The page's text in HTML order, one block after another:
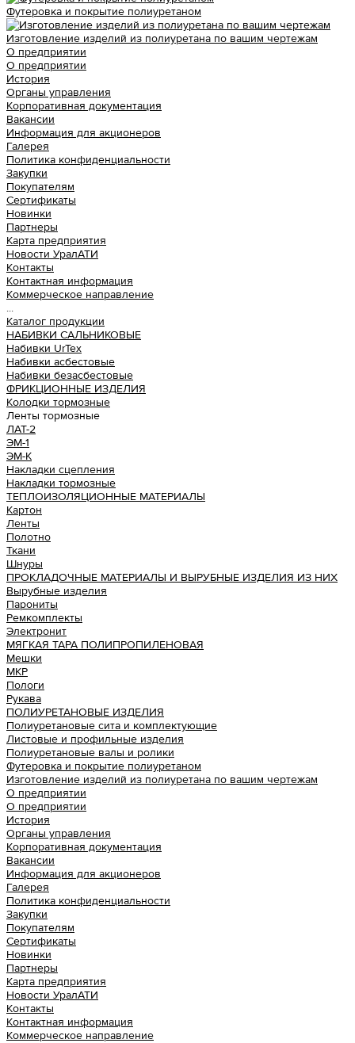
Футеровка и покрытие полиуретаном
Изготовление изделий из полиуретана по вашим чертежам
О предприятии
О предприятии
История
Органы управления
Корпоративная документация
Вакансии
Информация для акционеров
Галерея
Политика конфиденциальности
Закупки
Покупателям
Сертификаты
Новинки
Партнеры
Карта предприятия
Новости УралАТИ
Контакты
Контактная информация
Коммерческое направление
...
Каталог продукции
НАБИВКИ САЛЬНИКОВЫЕ
Набивки UrTex
Набивки асбестовые
Набивки безасбестовые
ФРИКЦИОННЫЕ ИЗДЕЛИЯ
Колодки тормозные
Ленты тормозные
ЛАТ-2
ЭМ-1
ЭМ-К
Накладки сцепления
Накладки тормозные
ТЕПЛОИЗОЛЯЦИОННЫЕ МАТЕРИАЛЫ
Картон
Ленты
Полотно
Ткани
Шнуры
ПРОКЛАДОЧНЫЕ МАТЕРИАЛЫ И ВЫРУБНЫЕ ИЗДЕЛИЯ ИЗ НИХ
Вырубные изделия
Парониты
Ремкомплекты
Электронит
МЯГКАЯ ТАРА ПОЛИПРОПИЛЕНОВАЯ
Мешки
МКР
Пологи
Рукава
ПОЛИУРЕТАНОВЫЕ ИЗДЕЛИЯ
Полиуретановые сита и комплектующие
Листовые и профильные изделия
Полиуретановые валы и ролики
Футеровка и покрытие полиуретаном
Изготовление изделий из полиуретана по вашим чертежам
О предприятии
О предприятии
История
Органы управления
Корпоративная документация
Вакансии
Информация для акционеров
Галерея
Политика конфиденциальности
Закупки
Покупателям
Сертификаты
Новинки
Партнеры
Карта предприятия
Новости УралАТИ
Контакты
Контактная информация
Коммерческое направление